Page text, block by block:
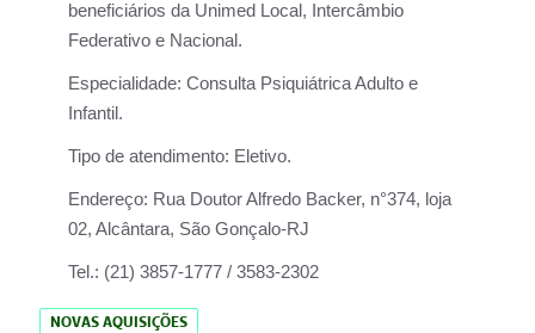
beneficiários da Unimed Local, Intercâmbio
Federativo e Nacional.
Especialidade: Consulta Psiquiátrica Adulto e
Infantil.
Tipo de atendimento: Eletivo.
Endereço: Rua Doutor Alfredo Backer, n°374, loja
02, Alcântara, São Gonçalo-RJ
Tel.: (21) 3857-1777 / 3583-2302
NOVAS AQUISIÇÕES